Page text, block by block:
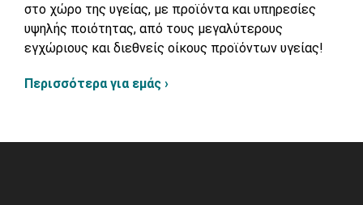
στο χώρο της υγείας, με προϊόντα και υπηρεσίες
υψηλής ποιότητας, από τους μεγαλύτερους
εγχώριους και διεθνείς οίκους προϊόντων υγείας!
Περισσότερα για εμάς ›